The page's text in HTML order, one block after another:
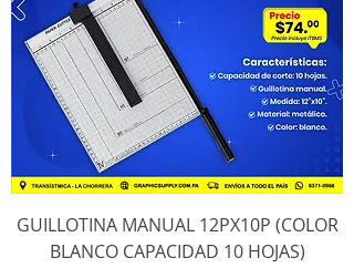
GUILLOTINA MANUAL 12PX10P (COLOR
BLANCO CAPACIDAD 10 HOJAS)